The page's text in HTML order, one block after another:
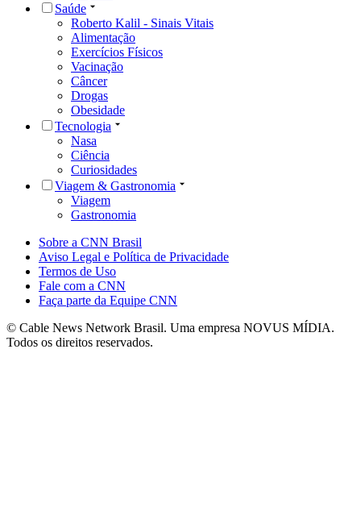
Saúde
Roberto Kalil - Sinais Vitais
Alimentação
Exercícios Físicos
Vacinação
Câncer
Drogas
Obesidade
Tecnologia
Nasa
Ciência
Curiosidades
Viagem & Gastronomia
Viagem
Gastronomia
Sobre a CNN Brasil
Aviso Legal e Política de Privacidade
Termos de Uso
Fale com a CNN
Faça parte da Equipe CNN
© Cable News Network Brasil. Uma empresa NOVUS MÍDIA.
Todos os direitos reservados.